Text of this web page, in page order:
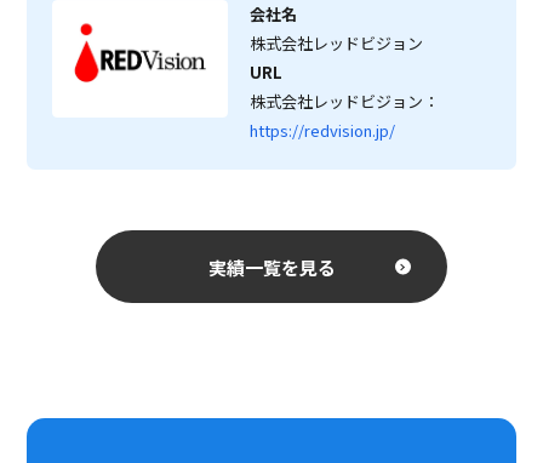
会社名
株式会社レッドビジョン
URL
株式会社レッドビジョン：
https://redvision.jp/
実績一覧を見る